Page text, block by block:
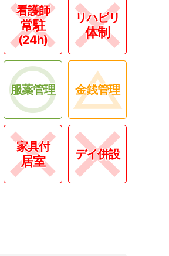
看護師
常駐
(24h)
リハビリ
体制
服薬管理 金銭管理
家具付
居室 デイ併設